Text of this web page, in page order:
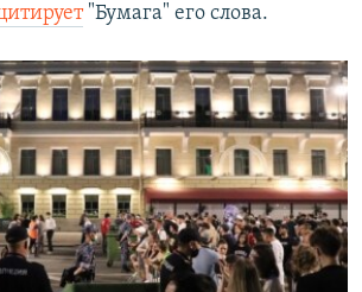
"Бумага" его слова.